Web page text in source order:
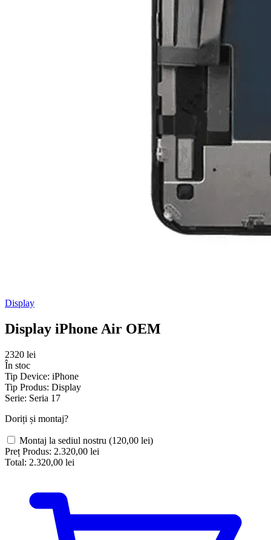
Display
Display iPhone Air OEM
2320 lei
În stoc
Tip Device: iPhone
Tip Produs: Display
Serie: Seria 17
Doriți și montaj?
Montaj la sediul nostru (120,00 lei)
Preț Produs: 2.320,00 lei
Total: 2.320,00 lei